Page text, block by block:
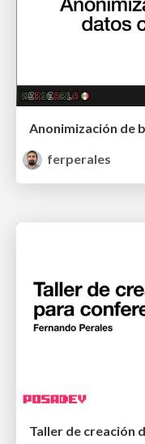
ferperales
Taller de creación